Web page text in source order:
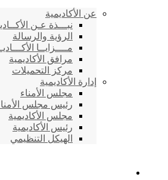
عن الأكاديمية
نبـــذة عـن
الرؤية والرسالة
مــــزايــا
مرافق الأكاديمية
مركز التحميلات
إدارة الأكاديمية
مجلس الأمناء
رئيس مجلس
مجلس الأكاديمية
رئيس الأكاديمية
الهيكل التنظيمي